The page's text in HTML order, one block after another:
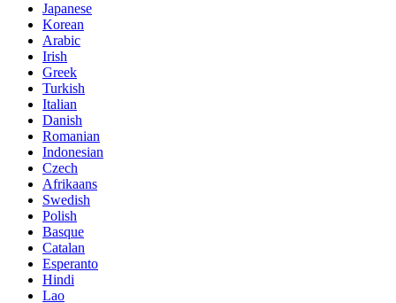
Japanese
Korean
Arabic
Irish
Greek
Turkish
Italian
Danish
Romanian
Indonesian
Czech
Afrikaans
Swedish
Polish
Basque
Catalan
Esperanto
Hindi
Lao